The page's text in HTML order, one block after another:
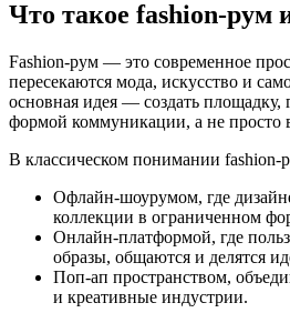
Что такое fashion-рум
Fashion-рум — это современное
пересекаются мода, искусство и
основная идея — создать площадку,
формой коммуникации, а не
В классическом понимании fashion-
Офлайн-шоурумом, где
коллекции в ограниченном
Онлайн-платформой, где
образы, общаются и делятся
Поп-ап пространством,
и креативные индустрии.